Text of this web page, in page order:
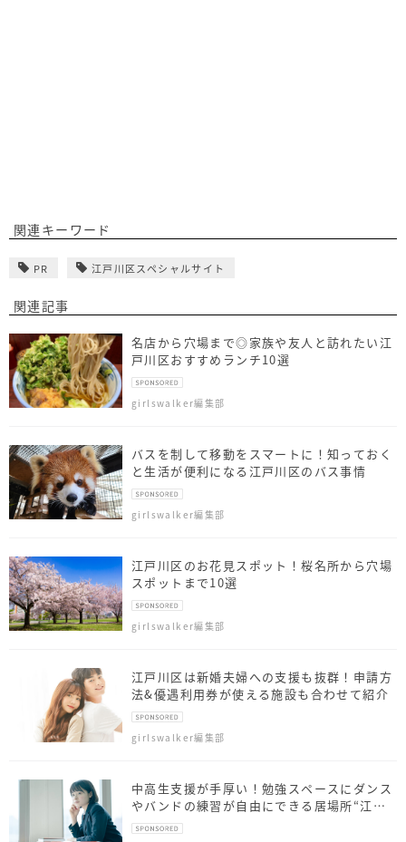
関連キーワード
PR 江戸川区スペシャルサイト
関連記事
名店から穴場まで◎家族や友人と訪れたい江
戸川区おすすめランチ10選
girlswalker編集部
バスを制して移動をスマートに！知っておく
と生活が便利になる江戸川区のバス事情
girlswalker編集部
江戸川区のお花見スポット！桜名所から穴場
スポットまで10選
girlswalker編集部
江戸川区は新婚夫婦への支援も抜群！申請方
法&優遇利用券が使える施設も合わせて紹介
girlswalker編集部
中高生支援が手厚い！勉強スペースにダンス
やバンドの練習が自由にできる居場所“江戸
川区共育プラザ”が魅力的